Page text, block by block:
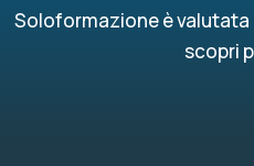
Soloformazione è
scopri